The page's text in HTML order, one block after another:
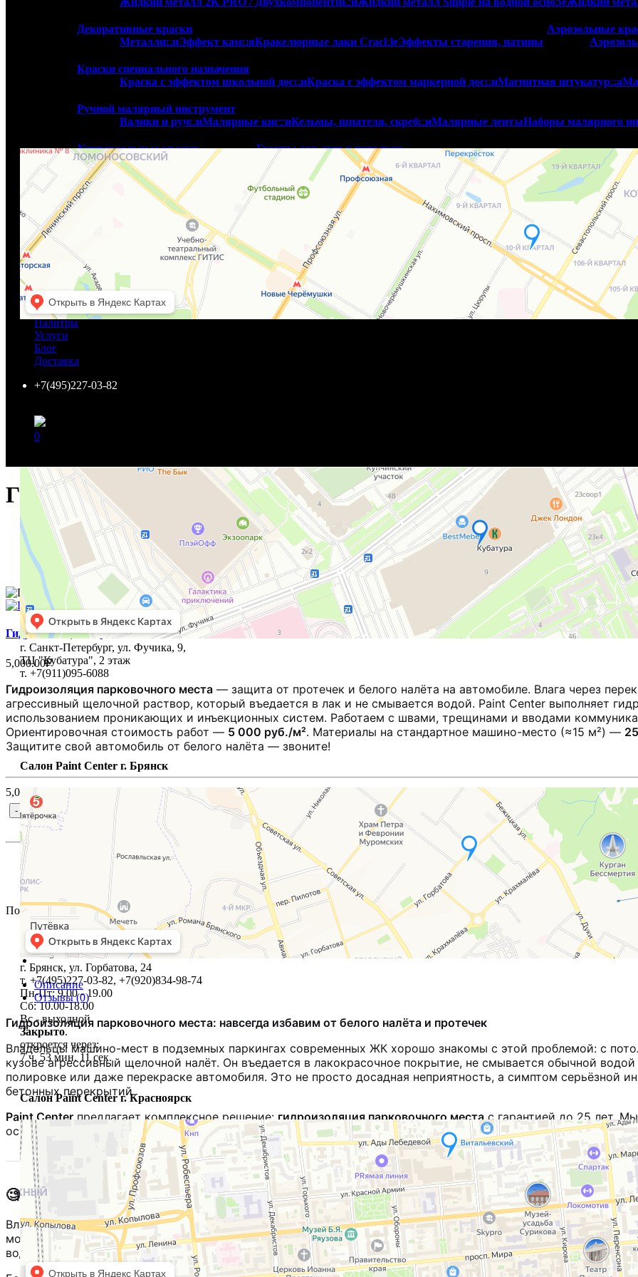
Сб: 10.00-18.00
откроется через:
Салон Paint Center Экспострой
г. Москва, Нахимовский пр-т, 24,
ЦДиИ "Экспострой" пав. 3, стенд 61
т. +7(495)142-0382
Ежедневно: 10.00 - 20.00
Закрыто.
откроется через:
г. Санкт-Петербург, ул. Фучика, 9,
ТЦ "Кубатура", 2 этаж
т. +7(911)095-6088
Ежедневно: 10.00 - 19.00
Закрыто.
откроется через:
NaN ч. 53 мин. 10 сек.
Салон Paint Center г. Брянск
г. Брянск, ул. Горбатова, 24
т. +7(495)227-03-82, +7(920)834-98-74
Пн-Пт: 9.00 - 19.00
Сб: 10.00-18.00
Вс - выходной
Закрыто.
откроется через:
7 ч. 53 мин. 10 сек.
Салон Paint Center г. Красноярск
Декоративные краски
МеталликиЭффект камняКракелюрные лаки CrackleЭффекты старения, патины
Аэрозольные
Краски специального назначения
Краска с эффектом школьной доскиКраска с эффектом маркерной доскиМагнитная штукатурка
Ручной малярный инструмент
Валики и ручкиМалярные кистиКельмы, шпателя, скребкиМалярные лентыНаборы малярного
Универсальные краски
Грунты для стен и потолков
Акриловый укрывной грунт
Грунт глубокого проникновения
Профессиональные герметики
Фасадный герметик
Герметик для внутренних работ
Затирки
Цементные затирки
Колеровочное оборудование
Шейкер вибрационныйРучной дозаторАвтоматический дозатор Цветовые веера, каталоги цветов
Распродажа
Готовый цвет Распродажа краски Распродажа декоративной штукатурки
Палитры
Услуги
Блог
Доставка
+7(495)227-03-82
0
Гидроизоляция парковочного места
Главная
Товары
Услуги
Гидроизоляция парковочного места
Гидроизоляция парковочного места
5,000.00₽
Гидроизоляция парковочного места — защита от протечек и белого налёта на автомобиле. Влага через
агрессивный щелочной раствор, который въедается в лак и не смывается водой. Paint Center выполняет
использованием проникающих и инъекционных систем. Работаем с швами, трещинами и вводами
Ориентировочная стоимость работ — 5 000 руб./м². Материалы на стандартное машино-место (≈15 м²) —
Защитите свой автомобиль от белого налёта — звоните!
5,000.00₽
В корзину Купить в 1 клик
Услуги
Категории товара:
Гидроизоляция парковочного места
Гидроизоляция потолка парковки
Поделиться:
Описание
Отзывы (0)
Гидроизоляция парковочного места: навсегда избавим от белого налёта и протечек
Владельцы машино-мест в подземных паркингах современных ЖК хорошо знакомы с этой проблемой: с
кузове агрессивный щелочной налёт. Он въедается в лакокрасочное покрытие, не смывается обычной
полировке или даже перекраске автомобиля. Это не просто досадная неприятность, а симптом серьёзной
бетонных перекрытий.
Paint Center предлагает комплексное решение: гидроизоляция парковочного местас гарантией до 25 лет.
оставалось сухим и чистым, а автомобиль — защищённым от агрессивной среды.
🧐 Почему течёт и откуда берётся белый налёт?
Влага в паркинг проникает через микротрещины, деформационные швы и стыки плит перекрытия.
молочко, известь и соли, превращаясь в едкий щелочной раствор. Именно он капает на машину и
водой.